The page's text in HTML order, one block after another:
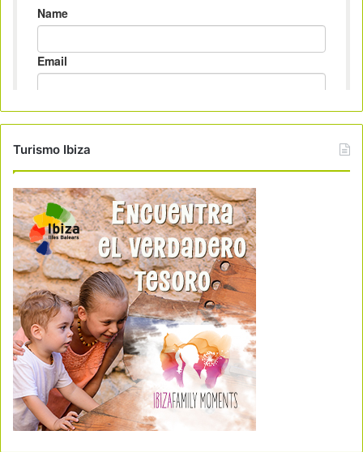
Turismo Ibiza